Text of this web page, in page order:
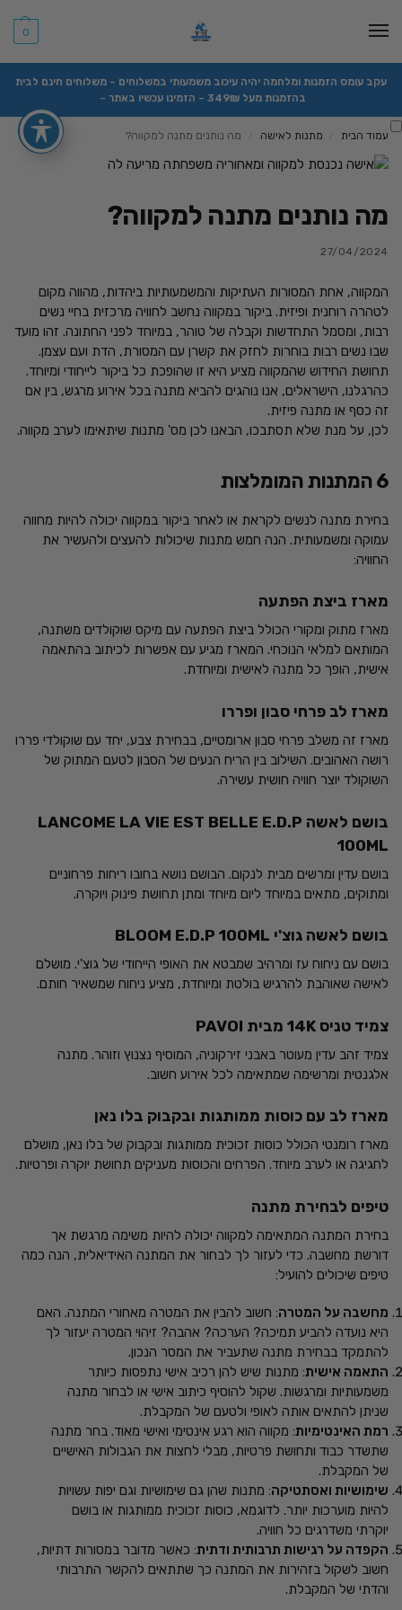
0
עקב עומס הזמנות ומלחמה יהיה עיכוב משמעותי במשלוחים – משלוחים חינם לבית
בהזמנות מעל 349₪ – הזמינו עכשיו באתר –
עמוד הבית מתנות לאישה מה נותנים מתנה למקווה?
מה נותנים מתנה למקווה?
27/04/2024
המקווה, אחת המסורות העתיקות והמשמעותיות ביהדות, מהווה מקום
לטהרה רוחנית ופיזית. ביקור במקווה נחשב לחוויה מרכזית בחיי נשים
רבות, ומסמל התחדשות וקבלה של טוהר, במיוחד לפני החתונה. זהו מועד
שבו נשים רבות בוחרות לחזק את קשרן עם המסורת, הדת ועם עצמן.
תחושת החידוש שהמקווה מציע היא זו שהופכת כל ביקור לייחודי ומיוחד.
כהרגלנו, הישראלים, אנו נוהגים להביא מתנה בכל אירוע מרגש, בין אם
זה כסף או מתנה פיזית.
לכן, על מנת שלא תסתבכו, הבאנו לכן מס' מתנות שיתאימו לערב מקווה.
6 המתנות המומלצות
בחירת מתנה לנשים לקראת או לאחר ביקור במקווה יכולה להיות מחווה
עמוקה ומשמעותית. הנה חמש מתנות שיכולות להעצים ולהעשיר את
החוויה:
מארז ביצת הפתעה
מארז מתוק ומקורי הכולל ביצת הפתעה עם מיקס שוקולדים משתנה,
המותאם למלאי הנוכחי. המארז מגיע עם אפשרות לכיתוב בהתאמה
אישית, הופך כל מתנה לאישית ומיוחדת.
מארז לב פרחי סבון ופררו
מארז זה משלב פרחי סבון ארומטיים, בבחירת צבע, יחד עם שוקולדי פררו
רושה האהובים. השילוב בין הריח הנעים של הסבון לטעם המתוק של
השוקולד יוצר חוויה חושית עשירה.
בושם לאשה LANCOME LA VIE EST BELLE E.D.P
100ML
בושם עדין ומרשים מבית לנקום. הבושם נושא בחובו ריחות פרחוניים
ומתוקים, מתאים במיוחד ליום מיוחד ומתן תחושת פינוק ויוקרה.
בושם לאשה גוצ'י BLOOM E.D.P 100ML
בושם עם ניחוח עז ומרהיב שמבטא את האופי הייחודי של גוצ'י. מושלם
לאישה שאוהבת להרגיש בולטת ומיוחדת, מציע ניחוח שמשאיר חותם.
צמיד טניס 14K מבית PAVOI
צמיד זהב עדין מעוטר באבני זירקוניה, המוסיף נצנוץ וזוהר. מתנה
אלגנטית ומרשימה שמתאימה לכל אירוע חשוב.
מארז לב עם כוסות ממותגות ובקבוק בלו נאן
מארז רומנטי הכולל כוסות זכוכית ממותגות ובקבוק של בלו נאן, מושלם
לחגיגה או לערב מיוחד. הפרחים והכוסות מעניקים תחושת יוקרה ופרטיות.
טיפים לבחירת מתנה
בחירת המתנה המתאימה למקווה יכולה להיות משימה מרגשת אך
דורשת מחשבה. כדי לעזור לך לבחור את המתנה האידיאלית, הנה כמה
טיפים שיכולים להועיל:
מחשבה על המטרה: חשוב להבין את המטרה מאחורי המתנה. האם
היא נועדה להביע תמיכה? הערכה? אהבה? זיהוי המטרה יעזור לך
להתמקד בבחירת מתנה שתעביר את המסר הנכון.
התאמה אישית: מתנות שיש להן רכיב אישי נתפסות כיותר
משמעותיות ומרגשות. שקול להוסיף כיתוב אישי או לבחור מתנה
שניתן להתאים אותה לאופי ולטעם של המקבלת.
רמת האינטימיות: מקווה הוא רגע אינטימי ואישי מאוד. בחר מתנה
שתשדר כבוד ותחושת פרטיות, מבלי לחצות את הגבולות האישיים
של המקבלת.
שימושיות ואסתטיקה: מתנות שהן גם שימושיות וגם יפות עשויות
להיות מוערכות יותר. לדוגמא, כוסות זכוכית ממותגות או בושם
יוקרתי משדרגים כל חוויה.
הקפדה על רגישות תרבותית ודתית: כאשר מדובר במסורות דתיות,
חשוב לשקול בזהירות את המתנה כך שתתאים להקשר התרבותי
והדתי של המקבלת.